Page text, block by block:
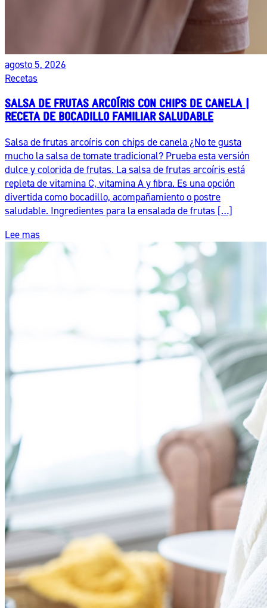
agosto 5, 2026
Recetas
SALSA DE FRUTAS ARCOÍRIS CON CHIPS DE CANELA |
RECETA DE BOCADILLO FAMILIAR SALUDABLE
Salsa de frutas arcoíris con chips de canela ¿No te gusta
mucho la salsa de tomate tradicional? Prueba esta versión
dulce y colorida de frutas. La salsa de frutas arcoíris está
repleta de vitamina C, vitamina A y fibra. Es una opción
divertida como bocadillo, acompañamiento o postre
saludable. Ingredientes para la ensalada de frutas […]
Lee mas